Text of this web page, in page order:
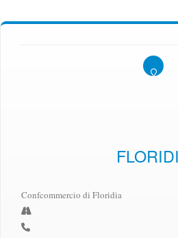
Confcommercio di Floridia